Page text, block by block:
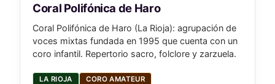
Coral Polifónica de Haro
Coral Polifónica de Haro (La Rioja): agrupación de
voces mixtas fundada en 1995 que cuenta con un
coro infantil. Repertorio sacro, folclore y zarzuela.
LA RIOJA
CORO AMATEUR